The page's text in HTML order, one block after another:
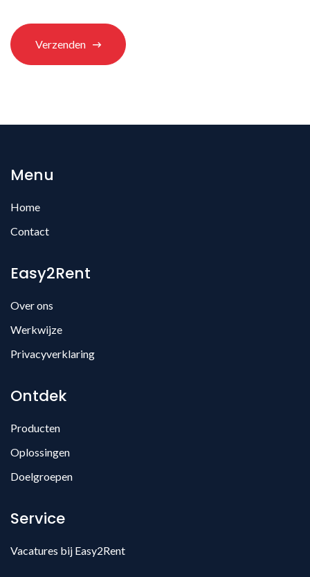
Verzenden
Menu
Home
Contact
Easy2Rent
Over ons
Werkwijze
Privacyverklaring
Ontdek
Producten
Oplossingen
Doelgroepen
Service
Vacatures bij Easy2Rent